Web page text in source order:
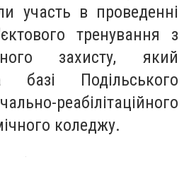
участь в проведенні
тренування з
захисту, який
базі Подільського
реабілітаційного
коледжу.